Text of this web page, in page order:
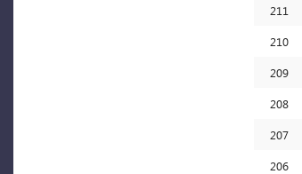
211
210
209
208
207
206